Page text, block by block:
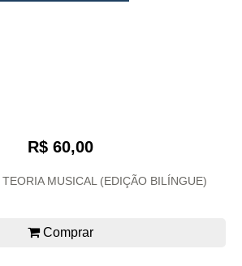
R$ 60,00
MUSICAL (EDIÇÃO BILÍNGUE)
Comprar